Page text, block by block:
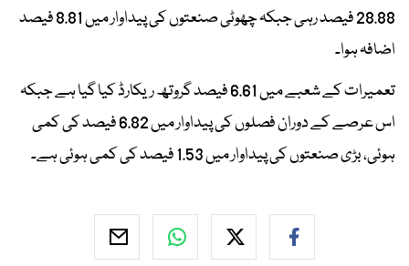
28.88 فیصد رہی جبکہ چھوٹی صنعتوں کی پیداوار میں 8.81 فیصد
اضافہ ہوا۔
تعمیرات کے شعبے میں 6.61 فیصد گروتھ ریکارڈ کیا گیا ہے جبکہ
اس عرصے کے دوران فصلوں کی پیداوار میں 6.82 فیصد کی کمی
ہوئی، بڑی صنعتوں کی پیداوار میں 1.53 فیصد کی کمی ہوئی ہے۔